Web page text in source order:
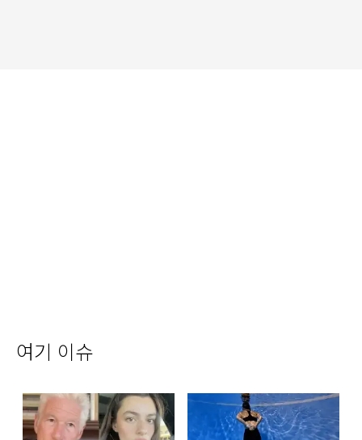
여기 이슈